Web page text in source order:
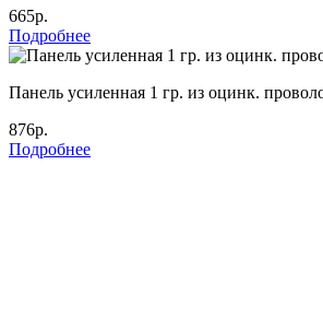
665р.
Подробнее
Панель усиленная 1 гр. из оцинк.
876р.
Подробнее